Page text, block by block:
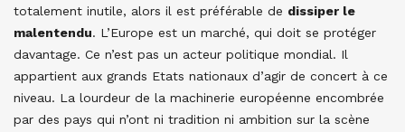
totalement inutile, alors il est préférable de dissiper le
malentendu. L’Europe est un marché, qui doit se protéger
davantage. Ce n’est pas un acteur politique mondial. Il
appartient aux grands Etats nationaux d’agir de concert à ce
niveau. La lourdeur de la machinerie européenne encombrée
par des pays qui n’ont ni tradition ni ambition sur la scène